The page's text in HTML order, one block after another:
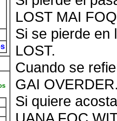
LOST MAI
Si se pierde en
LOST.
Cuando se
GAI
Si quiere